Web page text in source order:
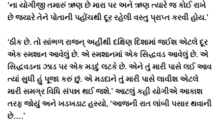
‘ના યોગીજી તમારું ઋણ છે મારા પર અને ઋણ ત્યારે જ કોઈ રાખે
છે જ્યારે તેને પોતાની પહોંચથી દૂર રહેલી વસ્તુ પ્રાપ્ત કરવી હોય.’
‘ઠીક છે. તો સાંભળ રાજન્ અહીંથી દક્ષિણ દિશામાં જઈશ એટલે દૂર
એક સ્મશાન આવેલું છે. એ સ્મશાનમાં એક સિદ્ધવડ આવેલું છે. એ
સિદ્ધવડના ઝાડ પર એક મડદું લટકે છે. એને તું મારી પાસે લઈ આવ
ત્યાં સુધી હું પૂજા કરું છું. એ મડદાને તું મારી પાસે લાવીશ એટલે
મારી સમગ્ર વિધિ સંપન્ન થઈ જશે.’ આટલું કહી યોગીએ આકાશ
તરફ જોયું અને ખડખડાટ હસ્યો, ‘આજની રાત લાંબી પસાર થવાની
છે….’